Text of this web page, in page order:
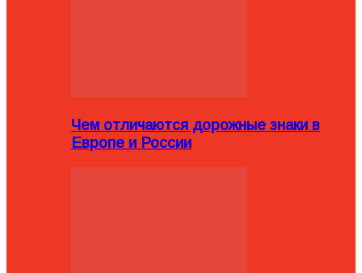
Чем отличаются дорожные знаки в
Европе и России